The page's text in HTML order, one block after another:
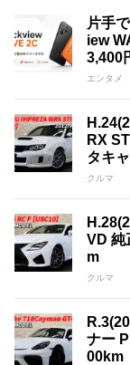
片手
iew
3,400
エンタメ
RX
タキ
クルマ
VD 純
m
クルマ
ナー
00km